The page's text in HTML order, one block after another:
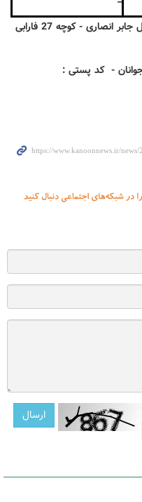
آدرس : اصفهان - خیابان کاوه - بعد از پل جابر انصاری - کوچه 27 فارابی
- کد پستی :